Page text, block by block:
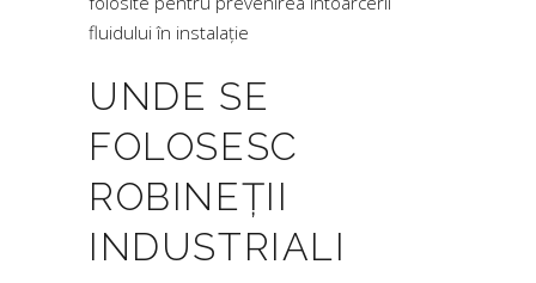
fluidului în instalație
UNDE SE
FOLOSESC
ROBINEȚII
INDUSTRIALI